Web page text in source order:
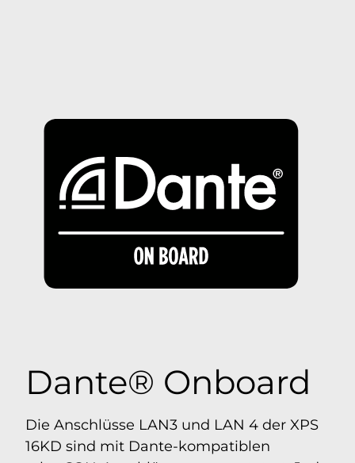
Dante® Onboard
Die Anschlüsse LAN3 und LAN 4 der XPS
16KD sind mit Dante-kompatiblen